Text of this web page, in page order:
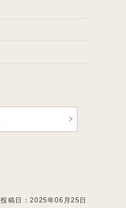
投稿日：2025年06月25日